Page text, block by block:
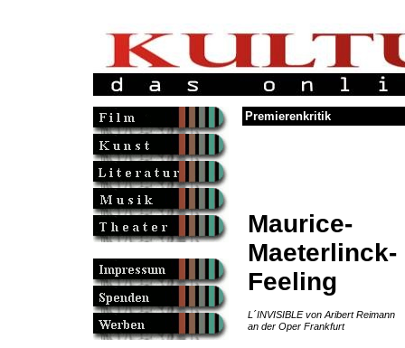
Premierenkritik
Maurice-
Maeterlinck-
Feeling
L´INVISIBLE von Aribert Reimann
an der Oper Frankfurt